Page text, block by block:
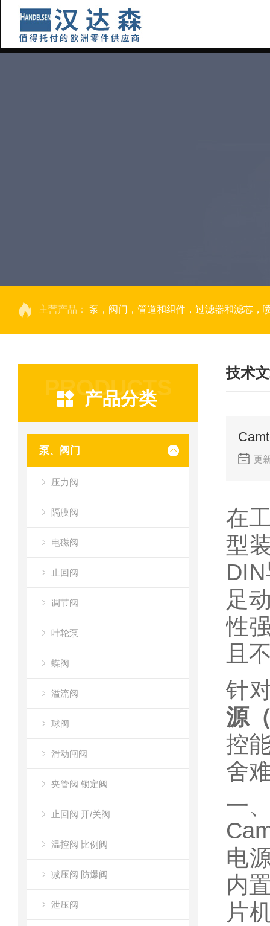
主营产品： 泵，阀门，管道和组件，过滤器和滤芯，
PRODUCTS
产品分类
泵、阀门
压力阀
隔膜阀
电磁阀
止回阀
调节阀
叶轮泵
蝶阀
溢流阀
球阀
滑动闸阀
夹管阀 锁定阀
止回阀 开/关阀
温控阀 比例阀
减压阀 防爆阀
泄压阀
技术
更
在
型
足
性
且
针
源
控
舍
一
电
内
片